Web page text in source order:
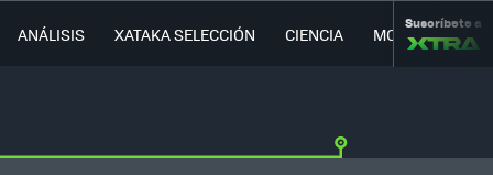
ANÁLISIS XATAKA SELECCIÓN CIENCIA MOVILIDAD
Suscríbete a